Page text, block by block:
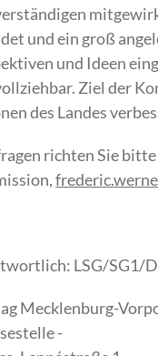
und ein groß
und Ideen
Ziel der
des Landes
richten Sie
LSG/SG1/
Mecklenburg-
-